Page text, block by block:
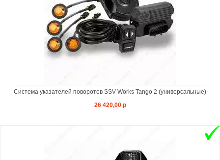
Система указателей поворотов SSV Works Tango 2 (универсальные)
26 420,00 р